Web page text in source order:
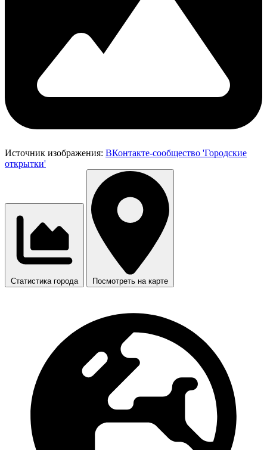
Источник изображения: ВКонтакте-сообщество 'Городские
открытки'
Статистика города Посмотреть на карте